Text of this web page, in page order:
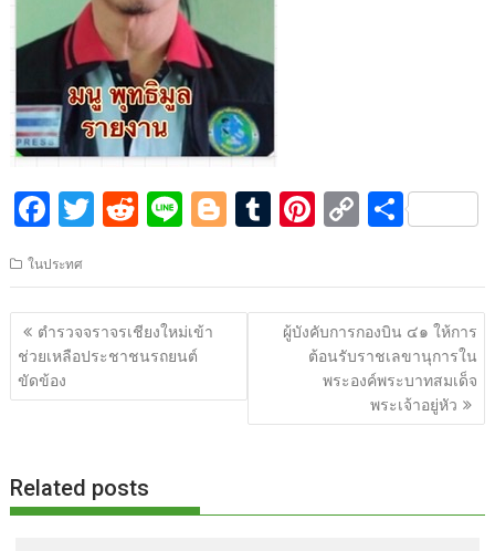
F
e
b
o
o
T
itt
er
R
d
di
t
Li
e
Bl
g
g
T
m
bl
r
Pi
er
e
st
C
p
y
Li
n
k
S
ar
e
ในประทศ
แนะแนว
เรื่อง
ตำรวจจราจรเชียงใหม่เข้า
ช่วยเหลือประชาชนรถยนต์
ขัดข้อง
ผู้บังคับการกองบิน ๔๑ ให้การ
ต้อนรับราชเลขานุการใน
พระองค์พระบาทสมเด็จ
พระเจ้าอยู่หัว
Related posts